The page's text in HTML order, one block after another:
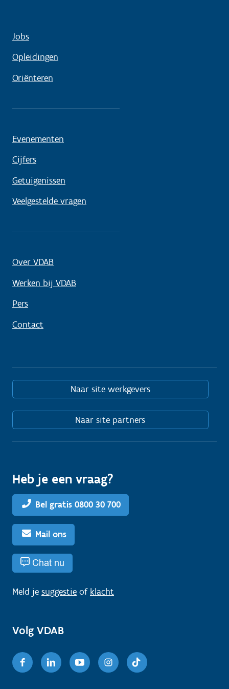
een beperkte periode ook onderzoek uitvoeren aan
het Centre for Cinema and Media Studies aan de
Jobs
Opleidingen
Oriënteren
Evenementen
Cijfers
Getuigenissen
Veelgestelde vragen
Over VDAB
Werken bij VDAB
Pers
Contact
Naar site werkgevers
Naar site partners
Heb je een vraag?
Bel gratis 0800 30 700
Mail ons
Chat nu
Meld je suggestie of klacht
Volg VDAB
FacebookLinkedinYoutubeInstagram